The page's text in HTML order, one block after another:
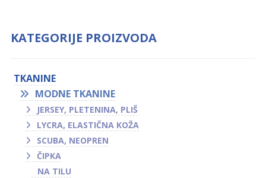
KATEGORIJE PROIZVODA
TKANINE
MODNE TKANINE
JERSEY, PLETENINA, PLIŠ
LYCRA, ELASTIČNA KOŽA
SCUBA, NEOPREN
ČIPKA
NA TILU